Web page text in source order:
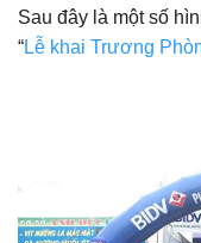
Sau đây là một số
“Lễ khai Trương